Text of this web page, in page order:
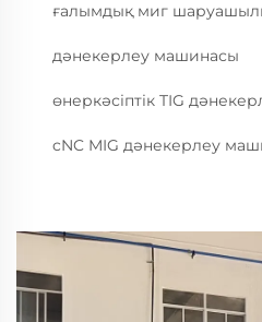
ғалымдық миг
дәнекерлеу машинасы
өнеркәсіптік TIG
cNC MIG дәнекерлеу